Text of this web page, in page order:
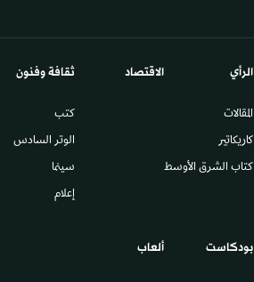
الرأي
المقالات
كاريكاتير
كتاب الشرق الأوسط
الاقتصاد ثقافة وفنون
كتب
الوتر السادس​
سينما
إعلام
بودكاست ألعاب